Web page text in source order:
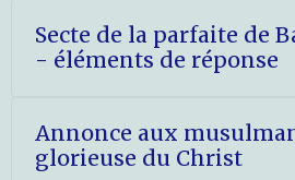
Secte de la parfaite de
- éléments de réponse
Annonce aux
glorieuse du Christ